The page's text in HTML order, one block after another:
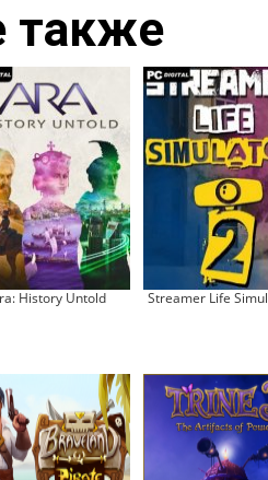
также
History Untold Streamer Life